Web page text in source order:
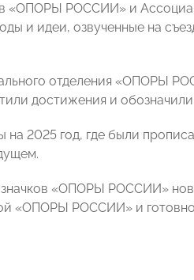
«ОПОРЫ РОССИИ» и
и идеи, озвученные на
отделения «ОПОРЫ
достижения и
2025 год, где были
значков «ОПОРЫ РОССИИ»
«ОПОРЫ РОССИИ» и